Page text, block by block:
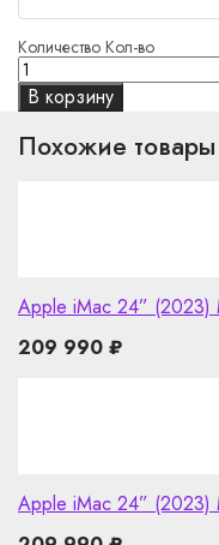
Количество Кол-во
В корзину
Похожие товары
Apple iMac 24”
209 990 ₽
Apple iMac 24”